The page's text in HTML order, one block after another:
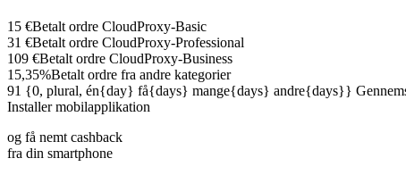
15 €Betalt ordre CloudProxy-Basic
31 €Betalt ordre CloudProxy-Professional
109 €Betalt ordre CloudProxy-Business
15,35%Betalt ordre fra andre kategorier
91 {0, plural, én{day} få{days} mange{days} andre{days}}
Installer mobilapplikation
og få nemt cashback
fra din smartphone